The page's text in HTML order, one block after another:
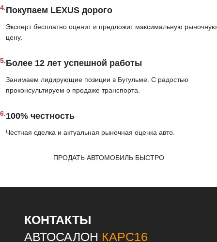
4.Покупаем LEXUS дорого
Эксперт бесплатно оценит и предложит максимальную рыночную
цену.
5.Более 12 лет успешной работы
Занимаем лидирующие позиции в Бугульме. С радостью
проконсультируем о продаже транспорта.
6.100% честность
Честная сделка и актуальная рыночная оценка авто.
ПРОДАТЬ АВТОМОБИЛЬ БЫСТРО
КОНТАКТЫ
АВТОСАЛОН КАРС16